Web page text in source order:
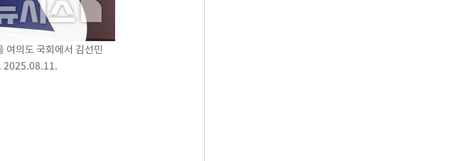
여의도 국회에서 김선민
2025.08.11.